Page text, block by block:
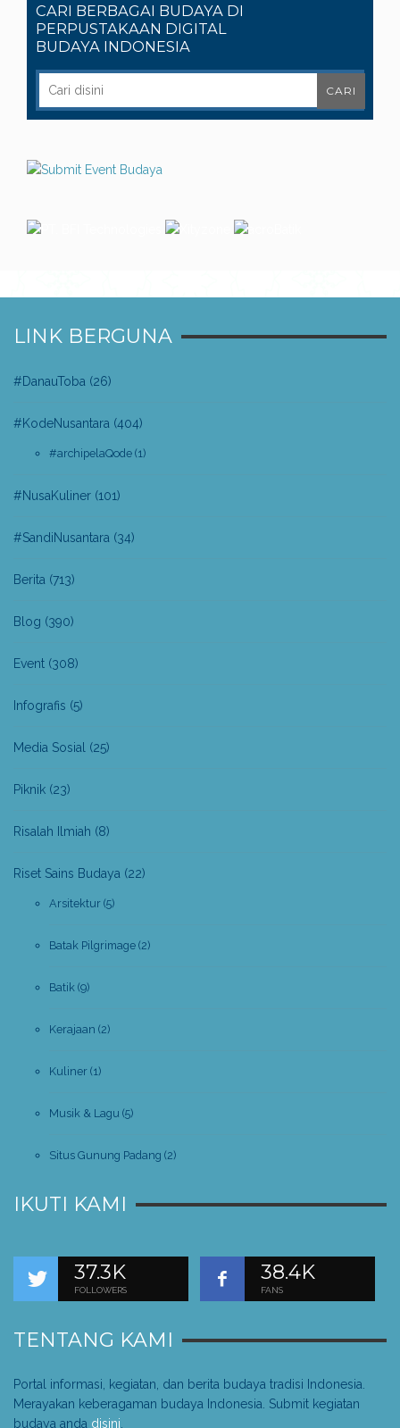
CARI BERBAGAI BUDAYA DI
PERPUSTAKAAN DIGITAL
BUDAYA INDONESIA
LINK BERGUNA
#DanauToba (26)
#KodeNusantara (404)
#archipelaQode (1)
#NusaKuliner (101)
#SandiNusantara (34)
Berita (713)
Blog (390)
Event (308)
Infografis (5)
Media Sosial (25)
Piknik (23)
Risalah Ilmiah (8)
Riset Sains Budaya (22)
Arsitektur (5)
Batak Pilgrimage (2)
Batik (9)
Kerajaan (2)
Kuliner (1)
Musik & Lagu (5)
Situs Gunung Padang (2)
IKUTI KAMI
37.3K
FOLLOWERS
38.4K
FANS
TENTANG KAMI
Portal informasi, kegiatan, dan berita budaya tradisi Indonesia.
Merayakan keberagaman budaya Indonesia. Submit kegiatan
budaya anda disini.